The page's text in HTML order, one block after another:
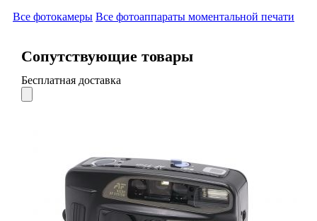
Все фотокамеры Все фотоаппараты моментальной печати
Сопутствующие товары
Бесплатная доставка